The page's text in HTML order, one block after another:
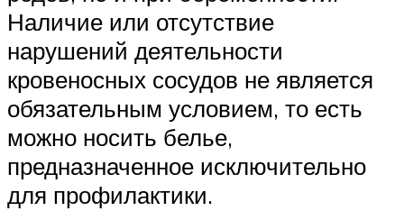
Наличие или отсутствие
нарушений деятельности
кровеносных сосудов не является
обязательным условием, то есть
можно носить белье,
предназначенное исключительно
для профилактики.